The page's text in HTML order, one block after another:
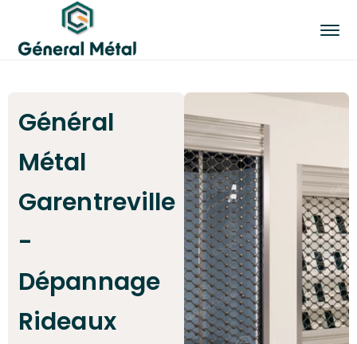
Général
Métal
Garentreville
-
Dépannage
Rideaux